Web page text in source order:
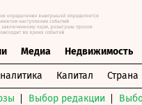
Медиа Недвижимость
Капитал Страна
Выбор редакции